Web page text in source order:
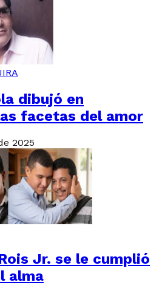
dibujó en
facetas del amor
2025
Jr. se le cumplió
alma